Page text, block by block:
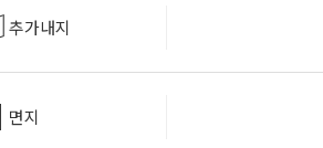
추가내지
면지